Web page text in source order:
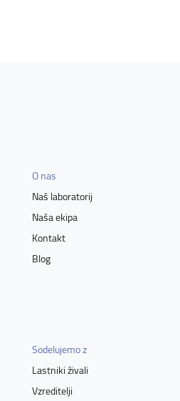
O nas
Naš laboratorij
Naša ekipa
Kontakt
Blog
Sodelujemo z
Lastniki živali
Vzreditelji